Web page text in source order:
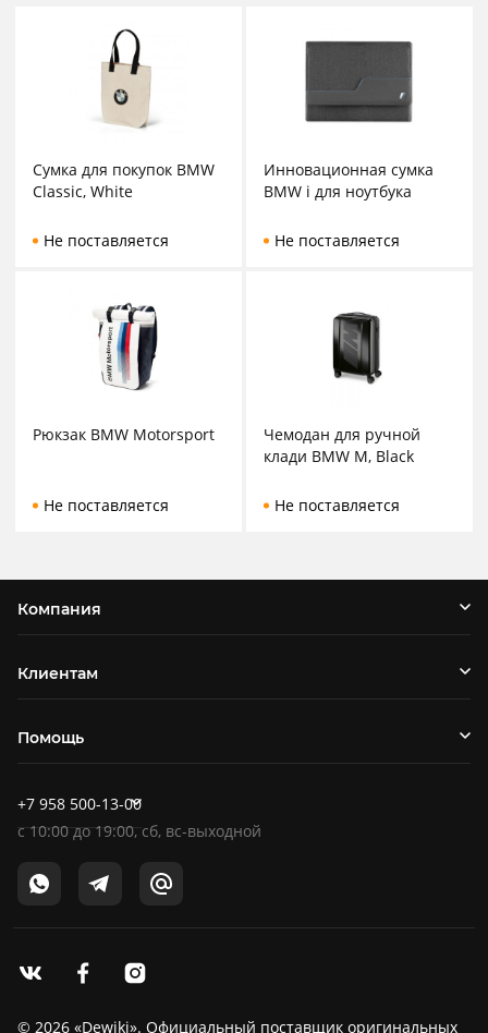
Сумка для покупок BMW
Classic, White
Не поставляется
Инновационная сумка
BMW i для ноутбука
Не поставляется
Рюкзак BMW Motorsport
Не поставляется
Чемодан для ручной
клади BMW M, Black
Не поставляется
Компания
Клиентам
Помощь
+7 958 500-13-00
c10:00до19:00, сб, вс-выходной
© 2026 «Dewiki». Официальный поставщик оригинальных